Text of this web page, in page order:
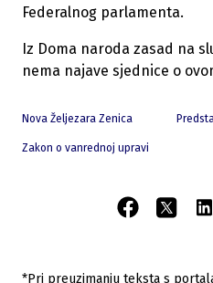
Federalnog parlamenta.
Iz Doma naroda zasad na
nema najave sjednice o
Nova Željezara Zenica
Zakon o vanrednoj upravi
*Pri preuzimanju teksta s